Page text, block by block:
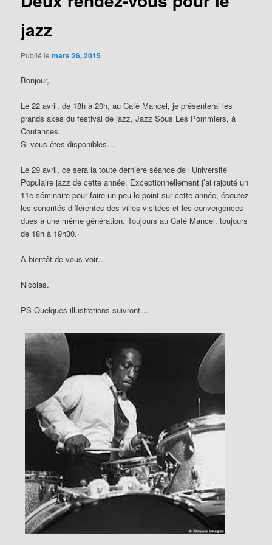
jazz
Publié lemars 26, 2015
Bonjour,
Le 22 avril, de 18h à 20h, au Café Mancel, je présenterai les
grands axes du festival de jazz, Jazz Sous Les Pommiers, à
Coutances.
Si vous êtes disponibles…
Le 29 avril, ce sera la toute dernière séance de l’Université
Populaire jazz de cette année. Exceptionnellement j’ai rajouté un
11e séminaire pour faire un peu le point sur cette année, écoutez
les sonorités différentes des villes visitées et les convergences
dues à une même génération. Toujours au Café Mancel, toujours
de 18h à 19h30.
A bientôt de vous voir…
Nicolas.
PS Quelques illustrations suivront…